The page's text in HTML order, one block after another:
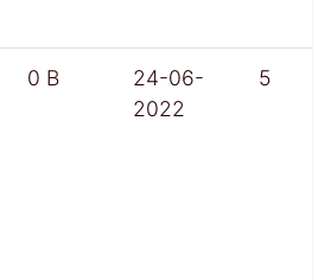
0 B
24-06-
2022
5